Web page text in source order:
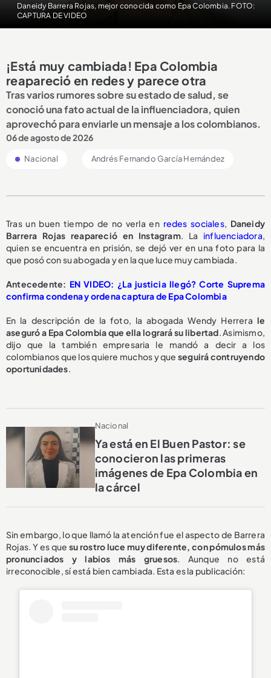
Daneidy Barrera Rojas, mejor conocida como Epa Colombia. FOTO:
CAPTURA DE VIDEO
¡Está muy cambiada! Epa Colombia
reapareció en redes y parece otra
Tras varios rumores sobre su estado de salud, se
conoció una fato actual de la influenciadora, quien
aprovechó para enviarle un mensaje a los colombianos.
06 de agosto de 2026
Nacional Andrés Fernando García Hernández
Tras un buen tiempo de no verla en redes sociales, Daneidy
Barrera Rojas reapareció en Instagram. La influenciadora,
quien se encuentra en prisión, se dejó ver en una foto para la
que posó con su abogada y en la que luce muy cambiada.
Antecedente: EN VIDEO: ¿La justicia llegó? Corte Suprema
confirma condena y ordena captura de Epa Colombia
En la descripción de la foto, la abogada Wendy Herrera le
aseguró a Epa Colombia que ella logrará su libertad. Asimismo,
dijo que la también empresaria le mandó a decir a los
colombianos que los quiere muchos y queseguirá contruyendo
oportunidades.
Nacional
Ya está en El Buen Pastor: se
conocieron las primeras
imágenes de Epa Colombia en
la cárcel
Sin embargo, lo que llamó la atención fue el aspecto de Barrera
Rojas. Y es que su rostro luce muy diferente, con pómulos más
pronunciados y labios más gruesos. Aunque no está
irreconocible, sí está bien cambiada. Esta es la publicación: